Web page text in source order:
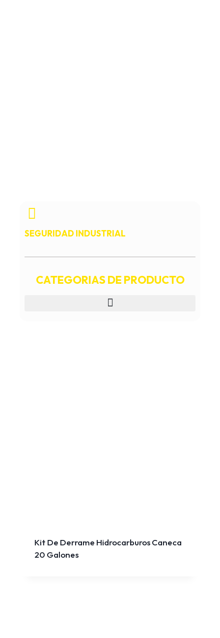
SEGURIDAD INDUSTRIAL
CATEGORIAS DE PRODUCTO
Kit De Derrame Hidrocarburos Caneca
20 Galones